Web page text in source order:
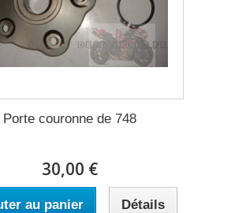
Porte couronne de 748
30,00 €
au panier Détails